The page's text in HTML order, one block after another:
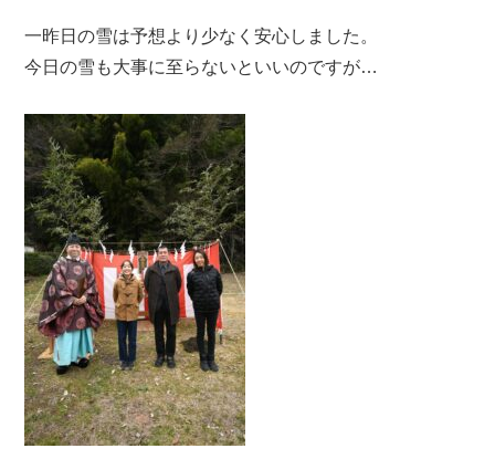
一昨日の雪は予想より少なく安心しました。
今日の雪も大事に至らないといいのですが…